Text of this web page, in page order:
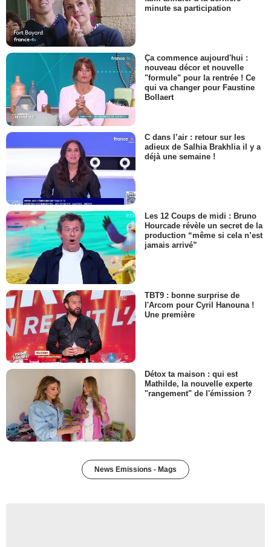
minute sa participation
Ça commence aujourd'hui :
nouveau décor et nouvelle
"formule" pour la rentrée ! Ce
qui va changer pour Faustine
Bollaert
C dans l’air : retour sur les
adieux de Salhia Brakhlia il y a
déjà une semaine !
Les 12 Coups de midi : Bruno
Hourcade révèle un secret de la
production “même si cela n’est
jamais arrivé”
TBT9 : bonne surprise de
l'Arcom pour Cyril Hanouna !
Une première
Détox ta maison : qui est
Mathilde, la nouvelle experte
"rangement" de l'émission ?
News Emissions - Mags